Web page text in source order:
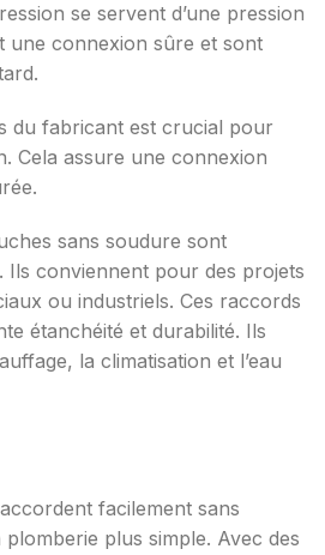
se servent d’une pression
une connexion sûre et sont
du fabricant est crucial pour
Cela assure une connexion
sans soudure sont
Ils conviennent pour des projets
ou industriels. Ces raccords
étanchéité et durabilité. Ils
la climatisation et l’eau
facilement sans
plus simple. Avec des